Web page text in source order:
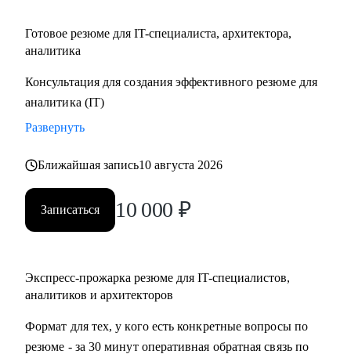
Готовое резюме для IT-специалиста, архитектора,
аналитика
Консультация для создания эффективного резюме для
аналитика (IT)
Развернуть
Ближайшая запись10 августа 2026
Записаться 10 000 ₽
Экспресс-прожарка резюме для IT-специалистов,
аналитиков и архитекторов
Формат для тех, у кого есть конкретные вопросы по
резюме - за 30 минут оперативная обратная связь по